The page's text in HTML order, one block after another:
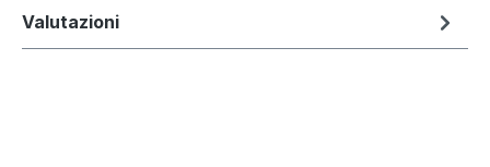
Valutazioni